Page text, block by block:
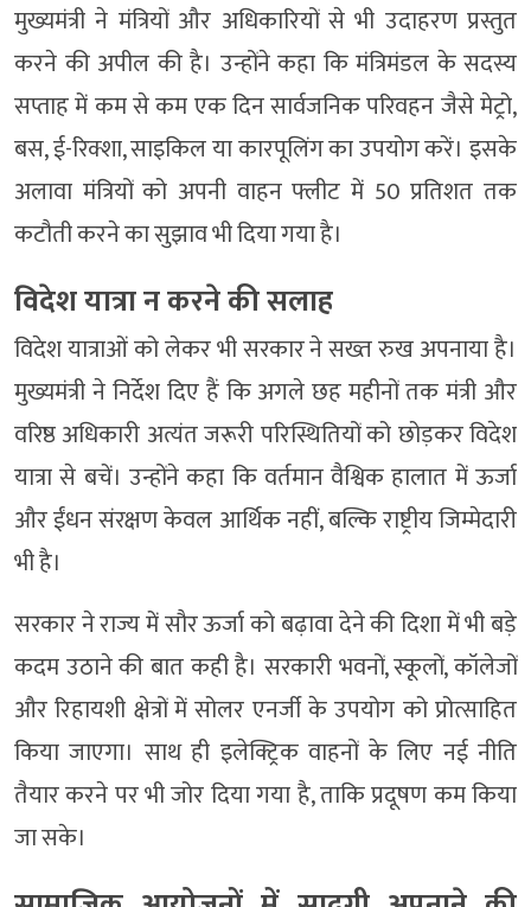
मुख्यमंत्री ने मंत्रियों और अधिकारियों से भी उदाहरण प्रस्तुत
करने की अपील की है। उन्होंने कहा कि मंत्रिमंडल के सदस्य
सप्ताह में कम से कम एक दिन सार्वजनिक परिवहन जैसे मेट्रो,
बस, ई-रिक्शा, साइकिल या कारपूलिंग का उपयोग करें। इसके
अलावा मंत्रियों को अपनी वाहन फ्लीट में 50 प्रतिशत तक
कटौती करने का सुझाव भी दिया गया है।
विदेश यात्रा न करने की सलाह
विदेश यात्राओं को लेकर भी सरकार ने सख्त रुख अपनाया है।
मुख्यमंत्री ने निर्देश दिए हैं कि अगले छह महीनों तक मंत्री और
वरिष्ठ अधिकारी अत्यंत जरूरी परिस्थितियों को छोड़कर विदेश
यात्रा से बचें। उन्होंने कहा कि वर्तमान वैश्विक हालात में ऊर्जा
और ईंधन संरक्षण केवल आर्थिक नहीं, बल्कि राष्ट्रीय जिम्मेदारी
भी है।
सरकार ने राज्य में सौर ऊर्जा को बढ़ावा देने की दिशा में भी बड़े
कदम उठाने की बात कही है। सरकारी भवनों, स्कूलों, कॉलेजों
और रिहायशी क्षेत्रों में सोलर एनर्जी के उपयोग को प्रोत्साहित
किया जाएगा। साथ ही इलेक्ट्रिक वाहनों के लिए नई नीति
तैयार करने पर भी जोर दिया गया है, ताकि प्रदूषण कम किया
जा सके।